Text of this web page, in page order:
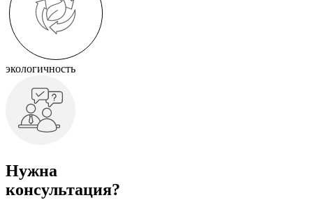
экологичность
Нужна
консультация?